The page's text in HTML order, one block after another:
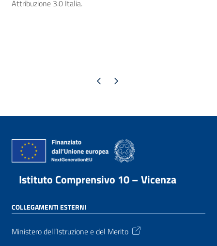
Attribuzione 3.0 Italia.
Pagina precedente
Pagina successiva
Istituto Comprensivo 10 – Vicenza
COLLEGAMENTI ESTERNI
Ministero dell’Istruzione e del Merito